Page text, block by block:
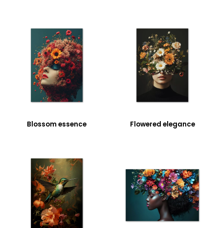
Blossom essence Flowered elegance